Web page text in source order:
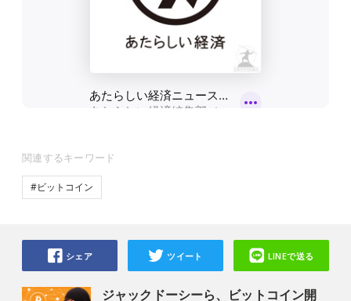
関連するキーワード
#ビットコイン
ジャックドーシーら、ビットコイン開
シェア ツイート LINEで送る